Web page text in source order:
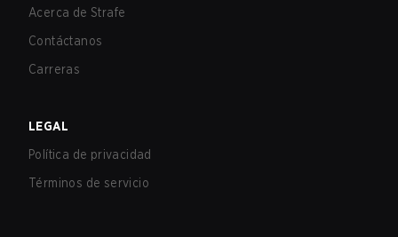
Acerca de Strafe
Contáctanos
Carreras
LEGAL
Política de privacidad
Términos de servicio